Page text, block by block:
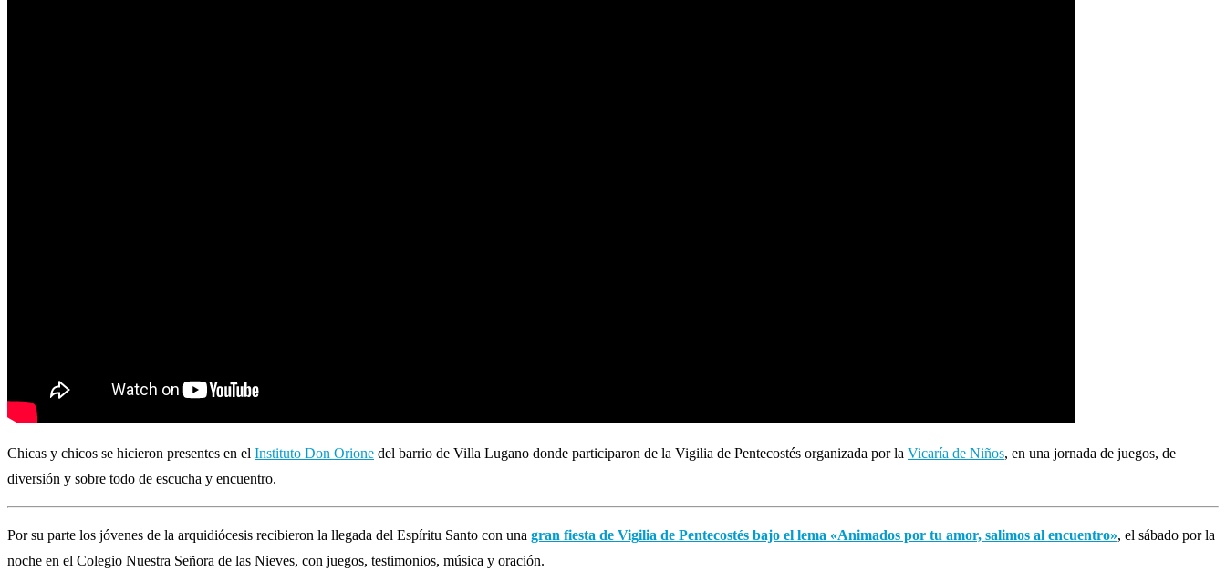
Chicas y chicos se hicieron presentes en el Instituto Don Orione del barrio de Villa Lugano donde participaron de la Vigilia de Pentecostés organizada por la Vicaría de Niños, en una jornada de juegos, de
diversión y sobre todo de escucha y encuentro.
Por su parte los jóvenes de la arquidiócesis recibieron la llegada del Espíritu Santo con una gran fiesta de Vigilia de Pentecostés bajo el lema «Animados por tu amor, salimos al encuentro», el sábado por la
noche en el Colegio Nuestra Señora de las Nieves, con juegos, testimonios, música y oración.